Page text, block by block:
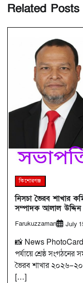
Related Posts
কিশোরগঞ্জ
নিসচা ভৈরব শাখার
সম্পাদক আলাল উদ্দিন
Farukuzzaman July
📸 News PhotoCard
পর্যায়ে শ্রেষ্ঠ
ভৈরব শাখার
[…]